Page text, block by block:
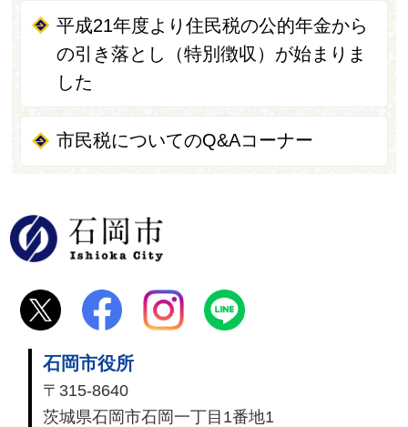
平成21年度より住民税の公的年金から
の引き落とし（特別徴収）が始まりま
した
市民税についてのQ&Aコーナー
石岡市役所
〒315-8640
茨城県石岡市石岡一丁目1番地1